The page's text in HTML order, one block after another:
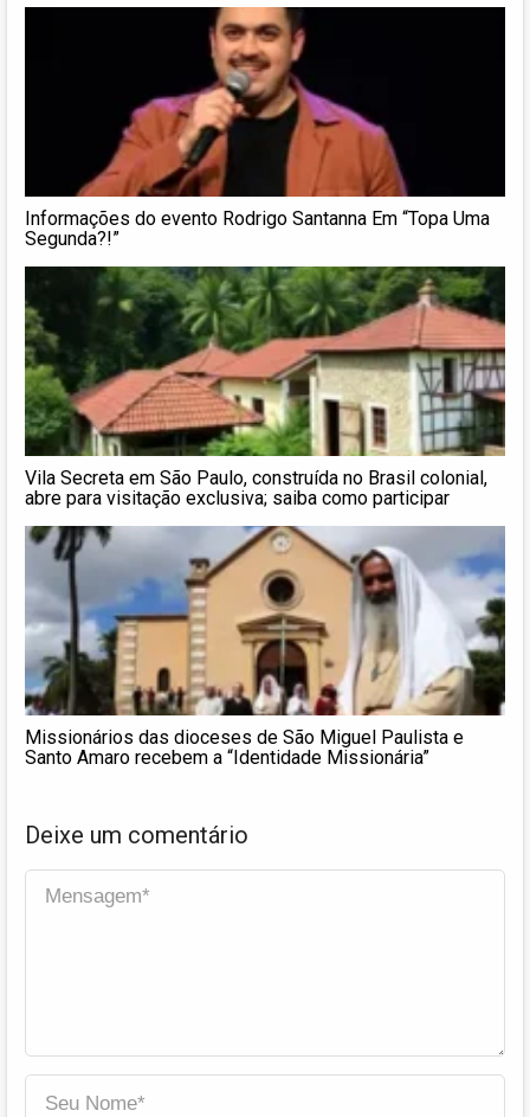
Informações do evento Rodrigo Santanna Em “Topa Uma
Segunda?!”
Vila Secreta em São Paulo, construída no Brasil colonial,
abre para visitação exclusiva; saiba como participar
Missionários das dioceses de São Miguel Paulista e
Santo Amaro recebem a “Identidade Missionária”
Deixe um comentário